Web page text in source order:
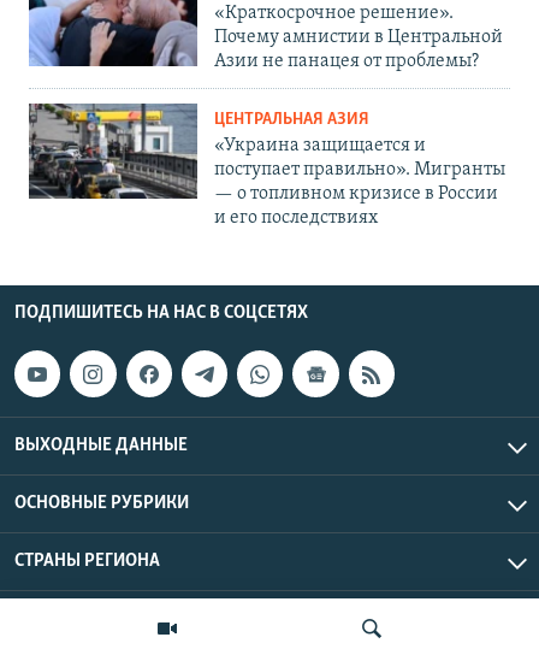
«Краткосрочное решение».
Почему амнистии в Центральной
Азии не панацея от проблемы?
ЦЕНТРАЛЬНАЯ АЗИЯ
«Украина защищается и
поступает правильно». Мигранты
— о топливном кризисе в России
и его последствиях
ПОДПИШИТЕСЬ НА НАС В СОЦСЕТЯХ
ВЫХОДНЫЕ ДАННЫЕ
ОСНОВНЫЕ РУБРИКИ
СТРАНЫ РЕГИОНА
Азаттык Азия © 2026 RFE/RL, Inc. | Все права защищены.